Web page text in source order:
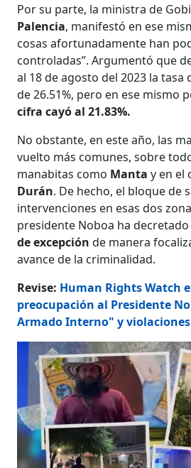
Por su parte, la ministra de
Palencia, manifestó en ese
cosas afortunadamente han
controladas”. Argumentó que
al 18 de agosto del 2023 la tasa
de 26.51%, pero en ese mismo
cifra cayó al 21.83%.
No obstante, en este año, las
vuelto más comunes, sobre
manabitas como Manta y en el
Durán. De hecho, el bloque de
intervenciones en esas dos
presidente Noboa ha decretado
de excepción de manera
avance de la criminalidad.
Revise: Human Rights Watch
preocupación al Presidente
Armado Interno" y violaciones